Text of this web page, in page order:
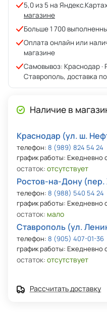
5,0 из 5 на
магазине
Больше 1 700
Оплата онлайн или
магазине
Самовывоз: Краснодар ·
Ставрополь, доставка
Наличие в
Краснодар (ул. ш.
телефон: 8 (989) 824 54 24
график работы: Ежедневно
остаток: отсутствует
Ростов-на-Дону (пер.
телефон: 8 (988) 540 54 24
график работы: Ежедневно
остаток: мало
Ставрополь (ул.
телефон: 8 (905) 407-01-36
график работы: Ежедневно
остаток: отсутствует
Рассчитать доставку